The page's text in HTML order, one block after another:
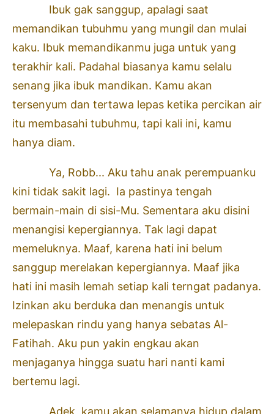
Ibuk gak sanggup, apalagi saat
memandikan tubuhmu yang mungil dan mulai
kaku. Ibuk memandikanmu juga untuk yang
terakhir kali. Padahal biasanya kamu selalu
senang jika ibuk mandikan. Kamu akan
tersenyum dan tertawa lepas ketika percikan air
itu membasahi tubuhmu, tapi kali ini, kamu
hanya diam.
Ya, Robb... Aku tahu anak perempuanku
kini tidak sakit lagi. Ia pastinya tengah
bermain-main di sisi-Mu. Sementara aku disini
menangisi kepergiannya. Tak lagi dapat
memeluknya. Maaf, karena hati ini belum
sanggup merelakan kepergiannya. Maaf jika
hati ini masih lemah setiap kali terngat padanya.
Izinkan aku berduka dan menangis untuk
melepaskan rindu yang hanya sebatas Al-
Fatihah. Aku pun yakin engkau akan
menjaganya hingga suatu hari nanti kami
bertemu lagi.
Adek, kamu akan selamanya hidup dalam